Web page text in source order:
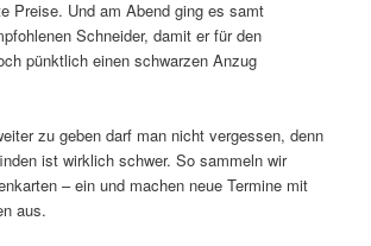
Preise. Und am Abend ging es samt
Schneider, damit er für den
pünktlich einen schwarzen Anzug
zu geben darf man nicht vergessen, denn
ist wirklich schwer. So sammeln wir
– ein und machen neue Termine mit
aus.